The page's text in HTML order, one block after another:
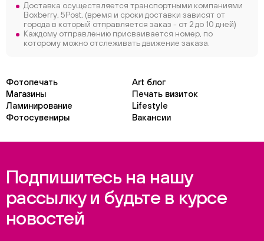
Доставка осуществляется транспортными компаниями
Boxberry, 5Post, (время и сроки доставки зависят от
города в который отправляется заказ - от 2 до 10 дней)
Каждому отправлению присваивается номер, по
которому можно отслеживать движение заказа.
Фотопечать
Art блог
Магазины
Печать визиток
Ламинирование
Lifestyle
Фотосувениры
Вакансии
Подпишитесь на нашу
рассылку и будьте в курсе
новостей